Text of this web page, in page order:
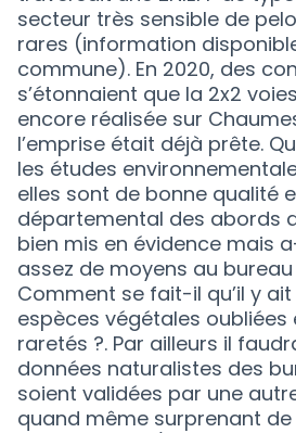
secteur très sensible de
rares (information
commune). En 2020, des
s’étonnaient que la 2x2
encore réalisée sur
l’emprise était déjà prête.
les études
elles sont de bonne qualité
départemental des abords
bien mis en évidence mais
assez de moyens au bureau
Comment se fait-il qu’il y
espèces végétales oubliées
raretés ?. Par ailleurs il
données naturalistes des
soient validées par une
quand même surprenant